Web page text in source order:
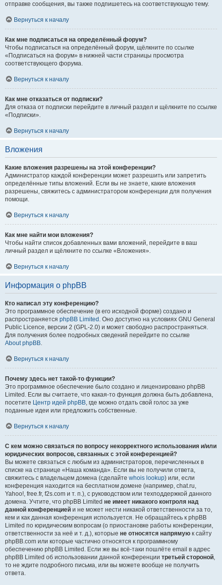
отправке сообщения, вы также подпишетесь на соответствующую тему.
Вернуться к началу
Как мне подписаться на определённый форум?
Чтобы подписаться на определённый форум, щёлкните по ссылке
«Подписаться на форум» в нижней части страницы просмотра
соответствующего форума.
Вернуться к началу
Как мне отказаться от подписки?
Для отказа от подписки перейдите в личный раздел и щёлкните по ссылке
«Подписки».
Вернуться к началу
Вложения
Какие вложения разрешены на этой конференции?
Администратор каждой конференции может разрешить или запретить
определённые типы вложений. Если вы не знаете, какие вложения
разрешены, свяжитесь с администратором конференции для получения
помощи.
Вернуться к началу
Как мне найти мои вложения?
Чтобы найти список добавленных вами вложений, перейдите в ваш
личный раздел и щёлкните по ссылке «Вложения».
Вернуться к началу
Информация о phpBB
Кто написал эту конференцию?
Это программное обеспечение (в его исходной форме) создано и
распространяется phpBB Limited . Оно доступно на условиях GNU General
Public Licence, версии 2 (GPL-2.0) и может свободно распространяться.
Для получения более подробных сведений перейдите по ссылке
About phpBB.
Вернуться к началу
Почему здесь нет такой-то функции?
Это программное обеспечение было создано и лицензировано phpBB
Limited. Если вы считаете, что какая-то функция должна быть добавлена,
посетите Центр идей phpBB, где можно отдать свой голос за уже
поданные идеи или предложить собственные.
Вернуться к началу
С кем можно связаться по вопросу некорректного использования и/или
юридических вопросов, связанных с этой конференцией?
Вы можете связаться с любым из администраторов, перечисленных в
списке на странице «Наша команда». Если вы не получили ответа,
свяжитесь с владельцем домена (сделайте whois lookup) или, если
конференция находится на бесплатном домене (например, chat.ru,
Yahoo!, free.fr, f2s.com и т. п.), с руководством или техподдержкой данного
домена. Учтите, что phpBB Limited не имеет никакого контроля над
данной конференцией и не может нести никакой ответственности за то,
кем и как данная конференция используется. Не обращайтесь к phpBB
Limited по юридическим вопросам (о приостановке работы конференции,
ответственности за неё и т. д.), которые не относятся напрямую к сайту
phpBB.com или которые частично относятся к программному
обеспечению phpBB Limited. Если же вы всё-таки пошлёте email в адрес
phpBB Limited об использовании данной конференции третьей стороной,
то не ждите подробного письма, или вы можете вообще не получить
ответа.